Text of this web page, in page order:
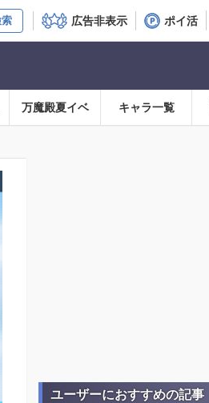
広告非表示 ポイ活
万魔殿夏イベ キャラ一覧
ユーザーにおすすめの記事